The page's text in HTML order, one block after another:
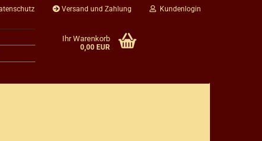
Versand und Zahlung Kundenlogin
Ihr Warenkorb
0,00 EUR